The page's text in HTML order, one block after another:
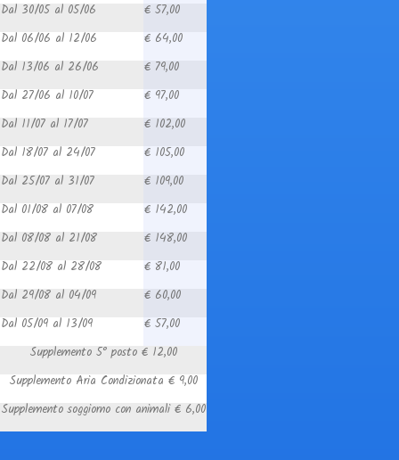
Dal 30/05 al 05/06
€ 57,00
Dal 06/06 al 12/06
€ 64,00
Dal 13/06 al 26/06
€ 79,00
Dal 27/06 al 10/07
€ 97,00
Dal 11/07 al 17/07
€ 102,00
Dal 18/07 al 24/07
€ 105,00
Dal 25/07 al 31/07
€ 109,00
Dal 01/08 al 07/08
€ 142,00
Dal 08/08 al 21/08
€ 148,00
Dal 22/08 al 28/08
€ 81,00
Dal 29/08 al 04/09
€ 60,00
Dal 05/09 al 13/09
€ 57,00
Supplemento 5° posto € 12,00
Supplemento Aria Condizionata € 9,00
Supplemento soggiorno con animali € 6,00